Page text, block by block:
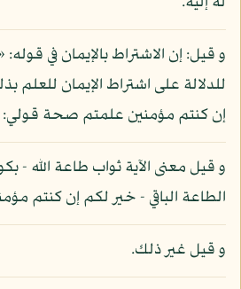
و قيل: إن الاشتراط بالإيمان في
للدلالة على اشتراط الإيمان للعلم
إن كنتم مؤمنين علمتم صحة قولي:
و قيل معنى الآية ثواب طاعة الله -
الطاعة الباقي - خير لكم إن كنتم
و قيل غير ذلك.